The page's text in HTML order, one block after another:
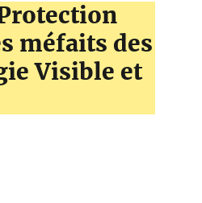
méfaits des
Visible et